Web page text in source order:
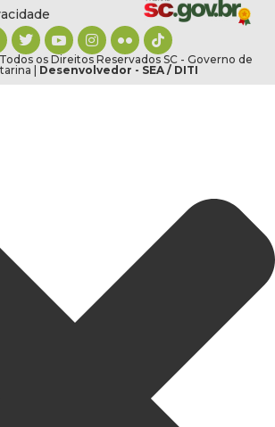
os Direitos Reservados SC - Governo de
|
Desenvolvedor - SEA / DITI